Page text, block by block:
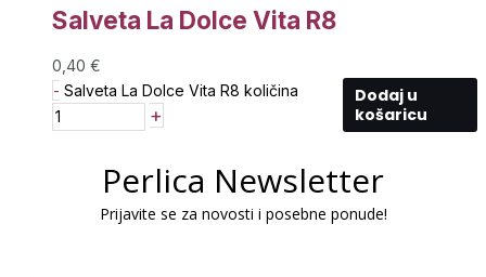
Salveta La Dolce Vita R8
0,40 €
- Salveta La Dolce Vita R8 količina
+
Dodaj u
košaricu
Perlica Newsletter
Prijavite se za novosti i posebne ponude!